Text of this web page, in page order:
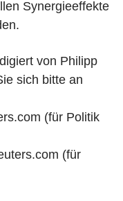
Synergieeffekte
von Philipp
sich bitte an
(für Politik
(für